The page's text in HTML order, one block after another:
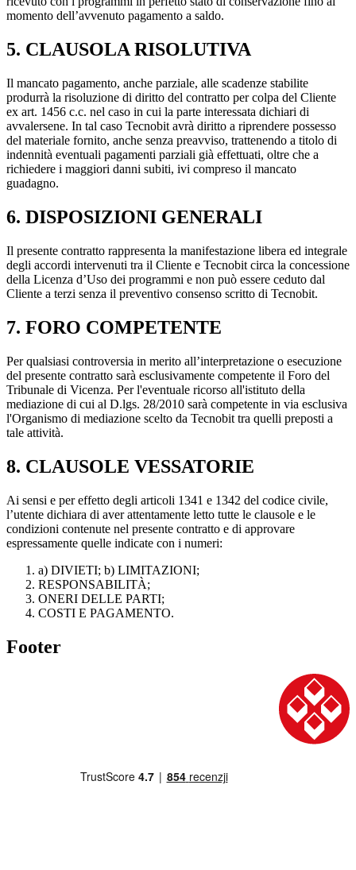
momento dell’avvenuto pagamento a saldo.
5. CLAUSOLA RISOLUTIVA
Il mancato pagamento, anche parziale, alle scadenze stabilite
produrrà la risoluzione di diritto del contratto per colpa del Cliente
ex art. 1456 c.c. nel caso in cui la parte interessata dichiari di
avvalersene. In tal caso Tecnobit avrà diritto a riprendere possesso
del materiale fornito, anche senza preavviso, trattenendo a titolo di
indennità eventuali pagamenti parziali già effettuati, oltre che a
richiedere i maggiori danni subiti, ivi compreso il mancato
guadagno.
6. DISPOSIZIONI GENERALI
Il presente contratto rappresenta la manifestazione libera ed integrale
degli accordi intervenuti tra il Cliente e Tecnobit circa la concessione
della Licenza d’Uso dei programmi e non può essere ceduto dal
Cliente a terzi senza il preventivo consenso scritto di Tecnobit.
7. FORO COMPETENTE
Per qualsiasi controversia in merito all’interpretazione o esecuzione
del presente contratto sarà esclusivamente competente il Foro del
Tribunale di Vicenza. Per l'eventuale ricorso all'istituto della
mediazione di cui al D.lgs. 28/2010 sarà competente in via esclusiva
l'Organismo di mediazione scelto da Tecnobit tra quelli preposti a
tale attività.
8. CLAUSOLE VESSATORIE
Ai sensi e per effetto degli articoli 1341 e 1342 del codice civile,
l’utente dichiara di aver attentamente letto tutte le clausole e le
condizioni contenute nel presente contratto e di approvare
espressamente quelle indicate con i numeri:
a) DIVIETI; b) LIMITAZIONI;
RESPONSABILITÀ;
ONERI DELLE PARTI;
COSTI E PAGAMENTO.
Footer